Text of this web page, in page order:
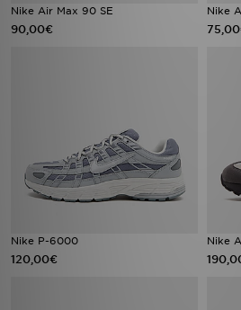
Nike Air Max 90 SE
90,00€
Nike
Nike P-6000
120,00€
Nike